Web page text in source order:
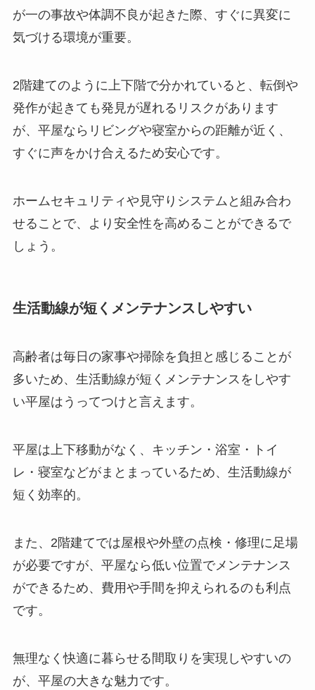
が一の事故や体調不良が起きた際、すぐに異変に
気づける環境が重要。
2階建てのように上下階で分かれていると、転倒や
発作が起きても発見が遅れるリスクがあります
が、平屋ならリビングや寝室からの距離が近く、
すぐに声をかけ合えるため安心です。
ホームセキュリティや見守りシステムと組み合わ
せることで、より安全性を高めることができるで
しょう。
生活動線が短くメンテナンスしやすい
高齢者は毎日の家事や掃除を負担と感じることが
多いため、生活動線が短くメンテナンスをしやす
い平屋はうってつけと言えます。
平屋は上下移動がなく、キッチン・浴室・トイ
レ・寝室などがまとまっているため、生活動線が
短く効率的。
また、2階建てでは屋根や外壁の点検・修理に足場
が必要ですが、平屋なら低い位置でメンテナンス
ができるため、費用や手間を抑えられるのも利点
です。
無理なく快適に暮らせる間取りを実現しやすいの
が、平屋の大きな魅力です。